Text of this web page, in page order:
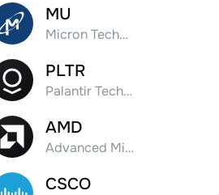
MU
Micron Technology, Inc.
PLTR
Palantir Technologies Inc. Class A Common Stock
AMD
Advanced Micro Devices
CSCO